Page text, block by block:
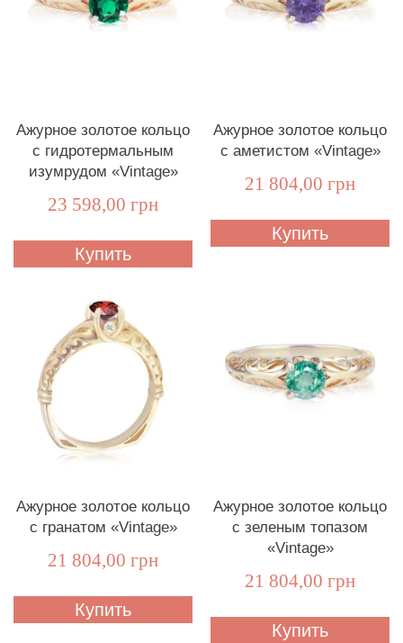
Ажурное золотое кольцо
с гидротермальным
изумрудом «Vintage»
23 598,00 грн
Купить
Ажурное золотое кольцо
с аметистом «Vintage»
21 804,00 грн
Купить
Ажурное золотое кольцо
с гранатом «Vintage»
21 804,00 грн
Купить
Ажурное золотое кольцо
с зеленым топазом
«Vintage»
21 804,00 грн
Купить